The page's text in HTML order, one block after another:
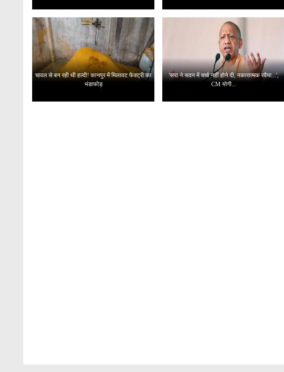
चावल से बन रही थी हल्दी! कानपुर में मिलावट फैक्ट्री का
भंडाफोड़
'सपा ने सदन में चर्चा नहीं होने दी, नकारात्मक रवैया...',
CM योगी...